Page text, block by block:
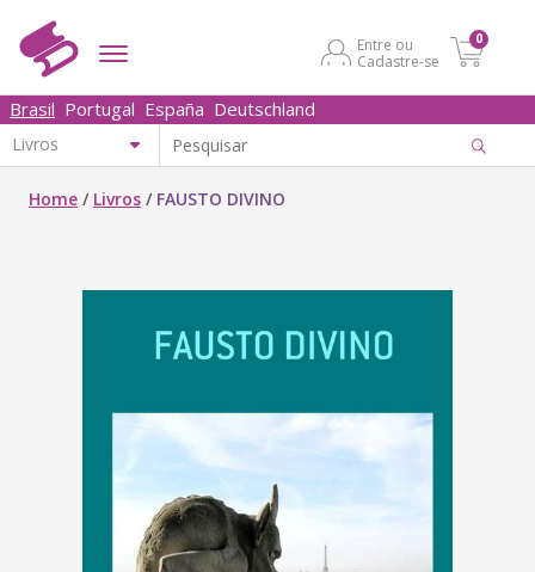
Entre ou
Cadastre-se
0
Brasil Portugal España Deutschland
Home / Livros / FAUSTO DIVINO